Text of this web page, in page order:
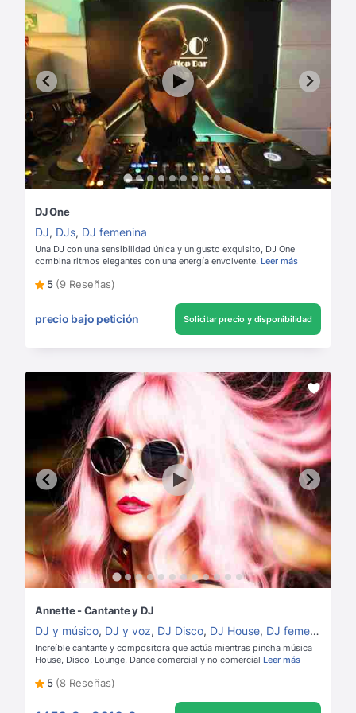
DJ One
DJ, DJs, DJ femenina
Una DJ con una sensibilidad única y un gusto exquisito, DJ One
combina ritmos elegantes con una energía envolvente. Leer más
5 (9 Reseñas)
precio bajo petición Solicitar precio y disponibilidad
Annette - Cantante y DJ
DJ y músico, DJ y voz, DJ Disco, DJ House, DJ femenina
Increíble cantante y compositora que actúa mientras pincha música
House, Disco, Lounge, Dance comercial y no comercial Leer más
5 (8 Reseñas)